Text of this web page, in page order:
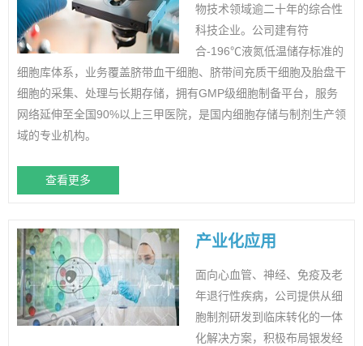
物技术领域逾二十年的综合性
科技企业。公司建有符
合-196℃液氮低温储存标准的
细胞库体系，业务覆盖脐带血干细胞、脐带间充质干细胞及胎盘干
细胞的采集、处理与长期存储，拥有GMP级细胞制备平台，服务
网络延伸至全国90%以上三甲医院，是国内细胞存储与制剂生产领
域的专业机构。
查看更多
产业化应用
面向心血管、神经、免疫及老
年退行性疾病，公司提供从细
胞制剂研发到临床转化的一体
化解决方案，积极布局银发经